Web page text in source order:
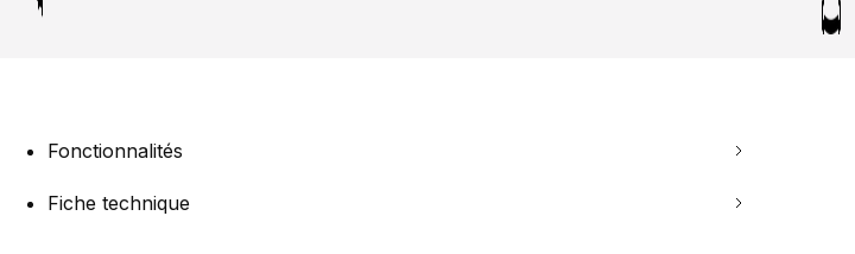
Fonctionnalités
Fiche technique